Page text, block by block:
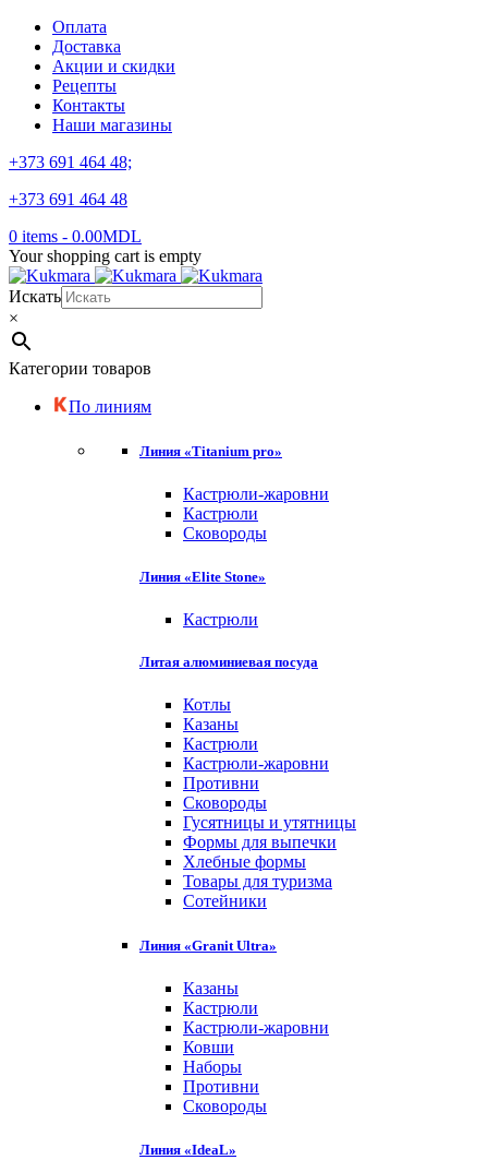
Оплата
Доставка
Акции и скидки
Рецепты
Контакты
Наши магазины
+373 691 464 48;
+373 691 464 48
0 items - 0.00MDL
Your shopping cart is empty
Искать
×
Категории товаров
По линиям
Линия «Titanium pro»
Кастрюли-жаровни
Кастрюли
Сковороды
Линия «Elite Stone»
Кастрюли
Литая алюминиевая посуда
Котлы
Казаны
Кастрюли
Кастрюли-жаровни
Противни
Сковороды
Гусятницы и утятницы
Формы для выпечки
Хлебные формы
Товары для туризма
Сотейники
Линия «Granit Ultra»
Казаны
Кастрюли
Кастрюли-жаровни
Ковши
Наборы
Противни
Сковороды
Линия «IdeaL»